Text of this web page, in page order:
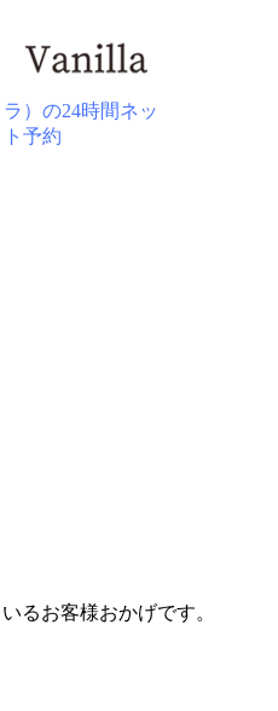
BLOG
るお客様おかげです。